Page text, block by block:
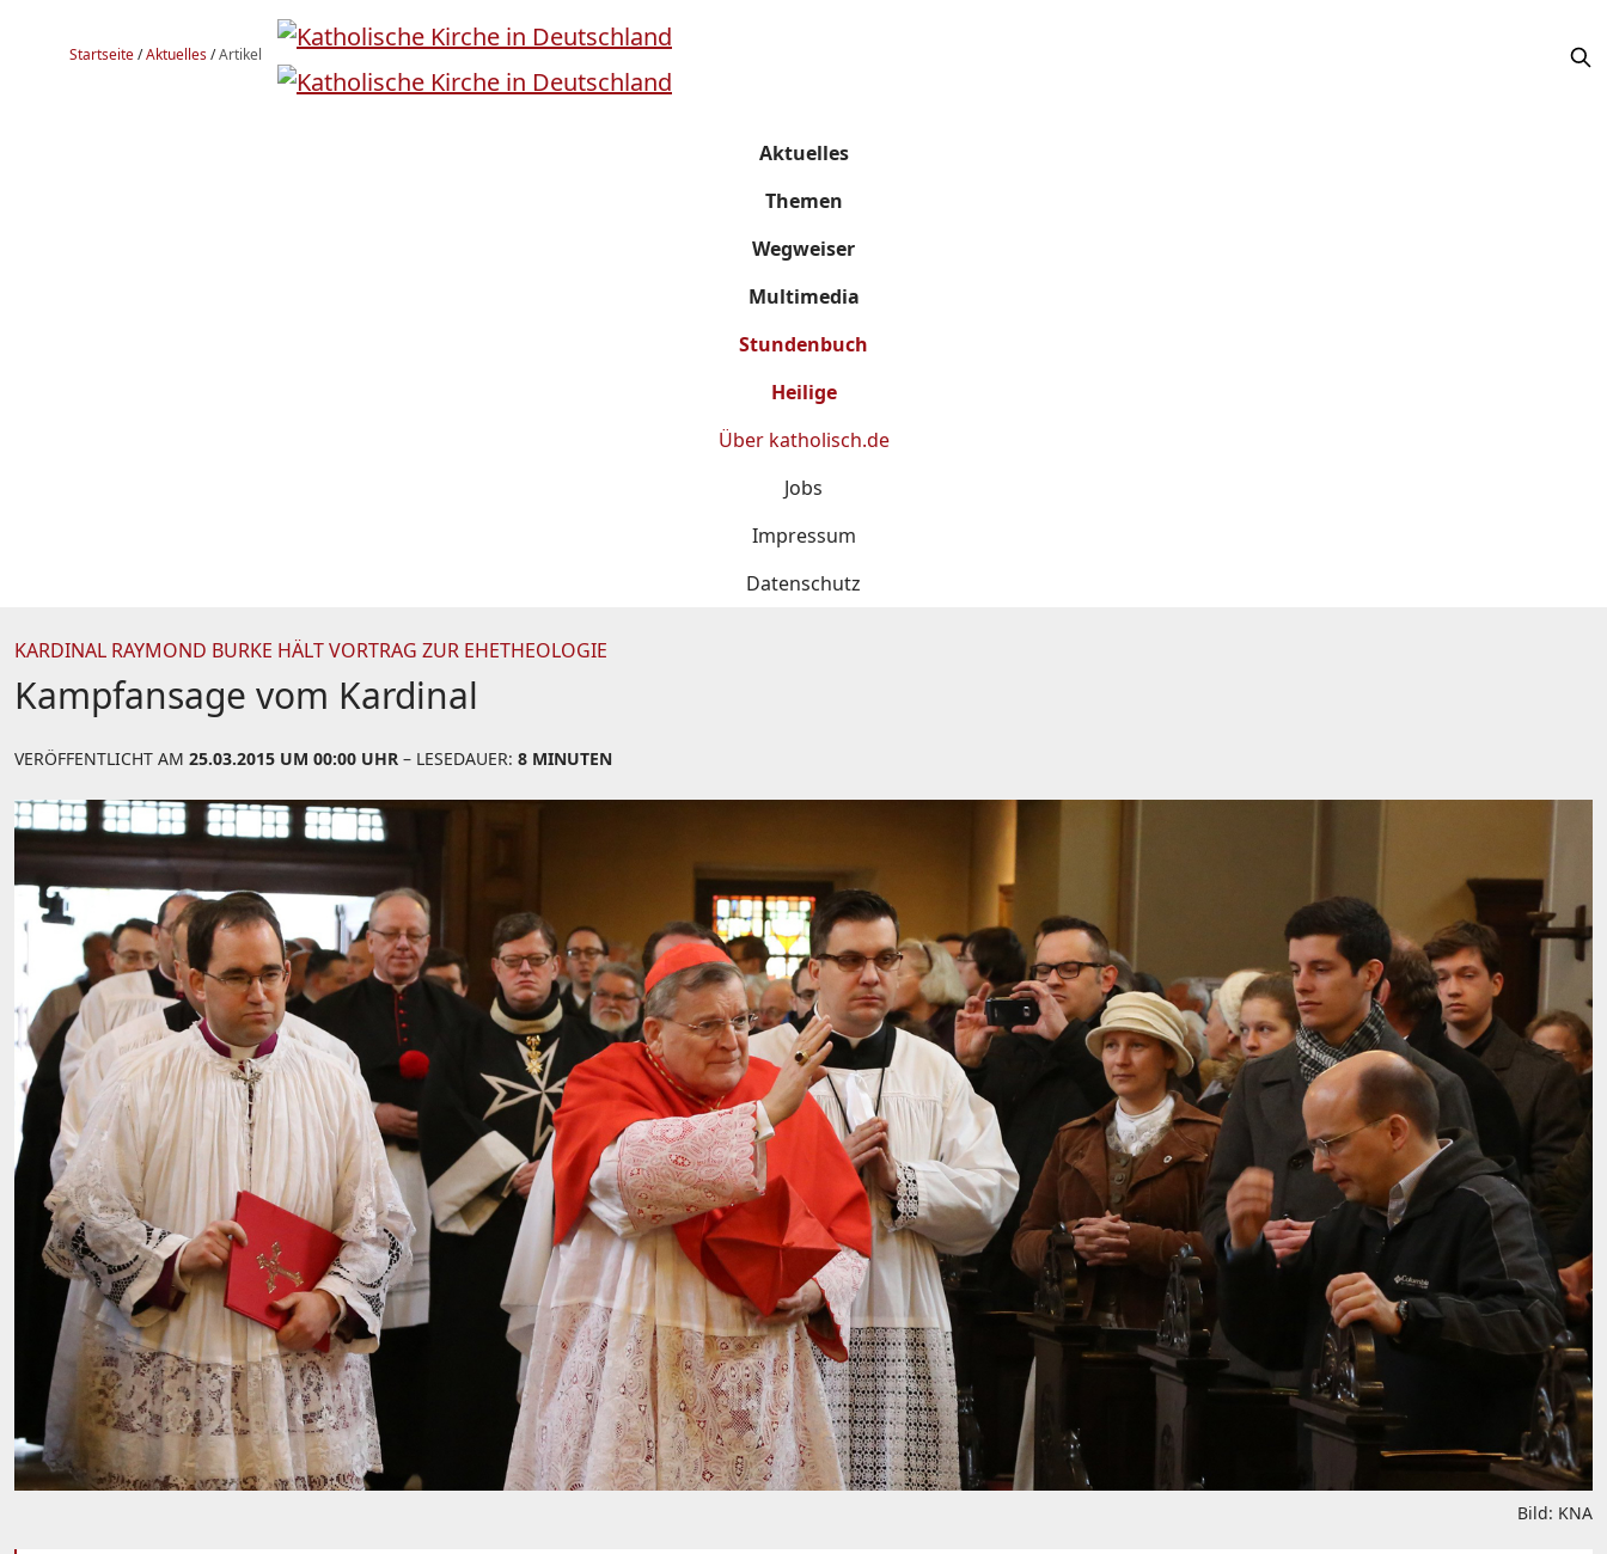
Startseite/Aktuelles/Artikel
Aktuelles
Themen
Wegweiser
Multimedia
Stundenbuch
Heilige
Über katholisch.de
Jobs
Impressum
Datenschutz
KARDINAL RAYMOND BURKE HÄLT VORTRAG ZUR EHETHEOLOGIE
Kampfansage vom Kardinal
VERÖFFENTLICHT AM 25.03.2015 UM 00:00 UHR – LESEDAUER: 8 MINUTEN
Bild: KNA